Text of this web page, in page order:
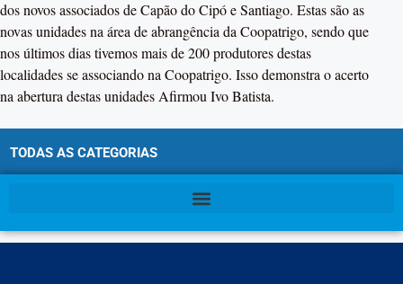
dos novos associados de Capão do Cipó e Santiago. Estas são as
novas unidades na área de abrangência da Coopatrigo, sendo que
nos últimos dias tivemos mais de 200 produtores destas
localidades se associando na Coopatrigo. Isso demonstra o acerto
na abertura destas unidades Afirmou Ivo Batista.
TODAS AS CATEGORIAS